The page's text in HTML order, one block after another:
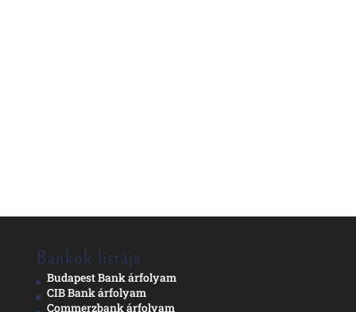
Bankok listája
Budapest Bank árfolyam
CIB Bank árfolyam
Commerzbank árfolyam